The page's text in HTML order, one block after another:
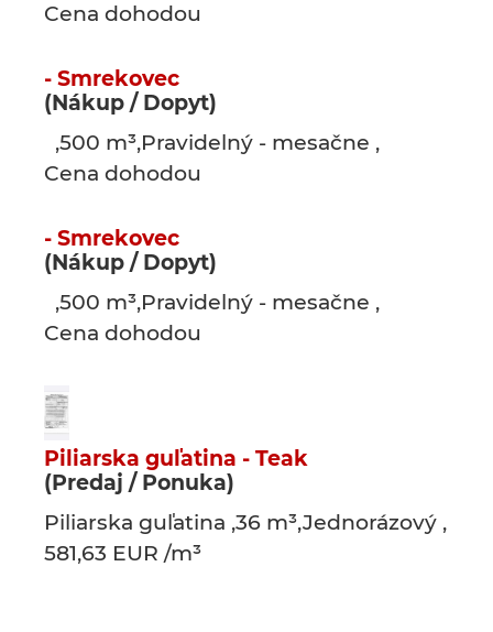
Cena dohodou
- Smrekovec
(Nákup / Dopyt)
,500 m³,Pravidelný - mesačne ,
Cena dohodou
- Smrekovec
(Nákup / Dopyt)
,500 m³,Pravidelný - mesačne ,
Cena dohodou
Piliarska guľatina - Teak
(Predaj / Ponuka)
Piliarska guľatina ,36 m³,Jednorázový ,
581,63 EUR /m³